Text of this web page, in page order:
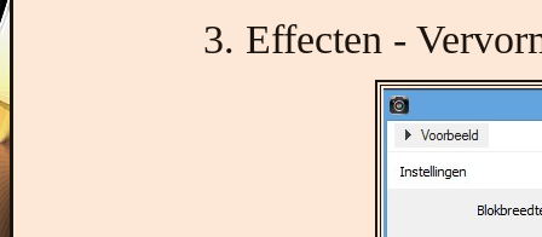
3. Effecten -